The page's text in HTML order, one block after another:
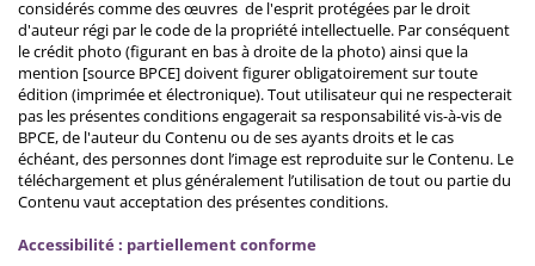
considérés comme des œuvres de l'esprit protégées par le droit
d'auteur régi par le code de la propriété intellectuelle. Par conséquent
le crédit photo (figurant en bas à droite de la photo) ainsi que la
mention [source BPCE] doivent figurer obligatoirement sur toute
édition (imprimée et électronique). Tout utilisateur qui ne respecterait
pas les présentes conditions engagerait sa responsabilité vis-à-vis de
BPCE, de l'auteur du Contenu ou de ses ayants droits et le cas
échéant, des personnes dont l’image est reproduite sur le Contenu. Le
téléchargement et plus généralement l’utilisation de tout ou partie du
Contenu vaut acceptation des présentes conditions.
Accessibilité : partiellement conforme